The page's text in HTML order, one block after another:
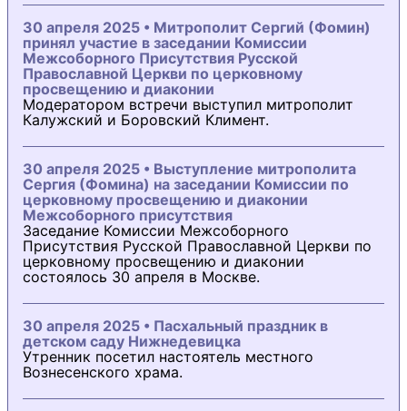
30 апреля 2025 • Митрополит Сергий (Фомин)
принял участие в заседании Комиссии
Межсоборного Присутствия Русской
Православной Церкви по церковному
просвещению и диаконии
Модератором встречи выступил митрополит
Калужский и Боровский Климент.
30 апреля 2025 • Выступление митрополита
Сергия (Фомина) на заседании Комиссии по
церковному просвещению и диаконии
Межсоборного присутствия
Заседание Комиссии Межсоборного
Присутствия Русской Православной Церкви по
церковному просвещению и диаконии
состоялось 30 апреля в Москве.
30 апреля 2025 • Пасхальный праздник в
детском саду Нижнедевицка
Утренник посетил настоятель местного
Вознесенского храма.